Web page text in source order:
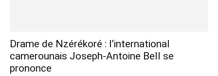
Drame de Nzérékoré : l’international
camerounais Joseph-Antoine Bell se
prononce